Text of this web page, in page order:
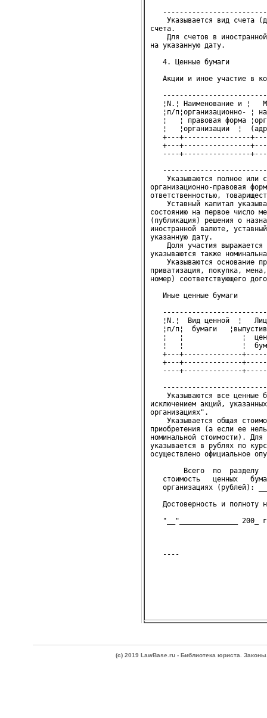
Указывается вид счета
счета.
Для счетов в иностранной
на указанную дату.
4. Ценные бумаги
Акции и иное участие в
¦N.¦ Наименование и ¦
¦п/п¦организационно- ¦
¦   ¦ правовая форма
¦   ¦организации  ¦
+---+----------------
+---+----------------
----+----------------
Указываются полное или
организационно-правовая
ответственностью,
Уставный капитал
состоянию на первое число
(публикация) решения о
иностранной валюте,
указанную дату.
Доля участия выражается
указываются также
Указываются основание
приватизация, покупка,
номер) соответствующего
Иные ценные бумаги
¦N.¦  Вид ценной  ¦
¦п/п¦  бумаги
¦   ¦              ¦
¦   ¦              ¦
+---+--------------
+---+--------------
----+--------------
Указываются все ценные
исключением акций,
организациях".
Указывается общая
приобретения (а если ее
номинальной стоимости).
указывается в рублях по
осуществлено официальное
Всего  по  разделу  4
стоимость   ценных
организациях (рублей):
Достоверность и полноту
"__"______________ 200_ г.
(c) 2019 LawBase.ru - Библиотека юриста.